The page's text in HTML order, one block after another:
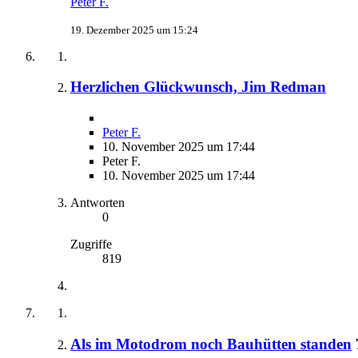
19. Dezember 2025 um 15:24
Herzlichen Glückwunsch, Jim Redman
Peter F.
10. November 2025 um 17:44
Peter F.
10. November 2025 um 17:44
Antworten
0
Zugriffe
819
Als im Motodrom noch Bauhütten standen